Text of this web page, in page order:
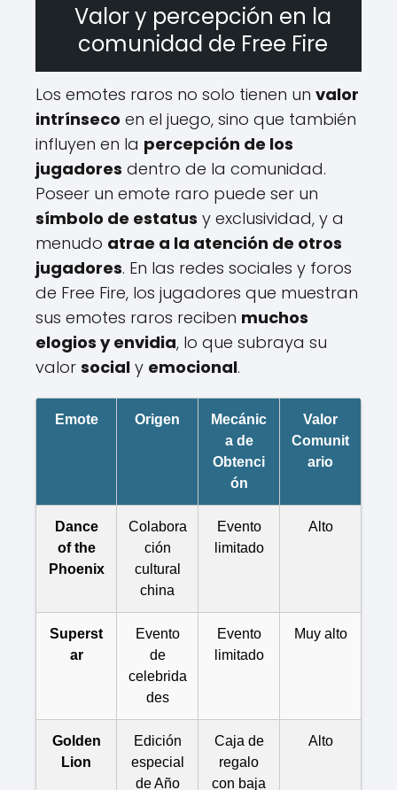
Valor y percepción en la
comunidad de Free Fire
Los emotes raros no solo tienen un valor
intrínseco en el juego, sino que también
influyen en la percepción de los
jugadores dentro de la comunidad.
Poseer un emote raro puede ser un
símbolo de estatus y exclusividad, y a
menudo atrae a la atención de otros
jugadores. En las redes sociales y foros
de Free Fire, los jugadores que muestran
sus emotes raros reciben muchos
elogios y envidia, lo que subraya su
valor social y emocional.
Emote Origen
Mecánic
a de
Obtenci
ón
Valor
Comunit
ario
Dance
of the
Phoenix
Colabora
ción
cultural
china
Evento
limitado
Alto
Superst
ar
Evento
de
celebrida
des
Evento
limitado
Muy alto
Golden
Lion
Edición
especial
de Año
Caja de
regalo
con baja
Alto